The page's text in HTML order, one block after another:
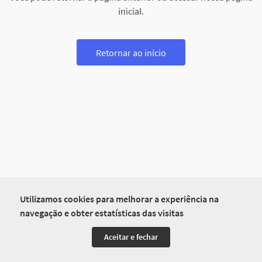
Utilizamos cookies para melhorar a experiência na
navegação e obter estatísticas das visitas
Aceitar e fechar
inicial.
Retornar ao início